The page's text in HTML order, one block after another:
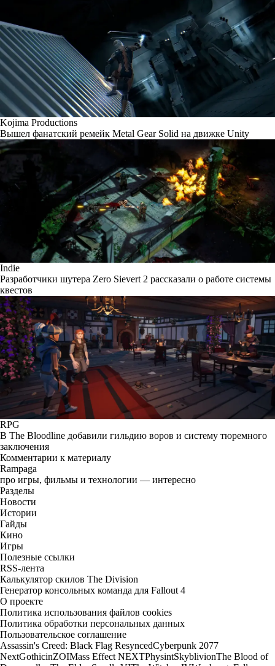
Kojima Productions
Вышел фанатский ремейк Metal Gear Solid на движке Unity
Indie
Разработчики шутера Zero Sievert 2 рассказали о работе системы
квестов
RPG
В The Bloodline добавили гильдию воров и систему тюремного
заключения
Комментарии к материалу
Rampaga
про игры, фильмы и технологии — интересно
Разделы
Новости
Истории
Гайды
Кино
Игры
Полезные ссылки
RSS-лента
Калькулятор скилов The Division
Генератор консольных команда для Fallout 4
О проекте
Политика использования файлов cookies
Политика обработки персональных данных
Пользовательское соглашение
Assassin's Creed: Black Flag ResyncedCyberpunk 2077
NextGothicinZOIMass Effect NEXTPhysintSkyblivionThe Blood of